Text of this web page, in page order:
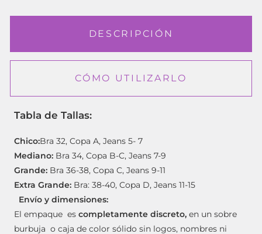
DESCRIPCIÓN
CÓMO UTILIZARLO
Tabla de Tallas:
Chico:Bra 32, Copa A, Jeans 5- 7
Mediano: Bra 34, Copa B-C, Jeans 7-9
Grande: Bra 36-38, Copa C, Jeans 9-11
Extra Grande: Bra: 38-40, Copa D, Jeans 11-15
Envío y dimensiones:
El empaque es completamente discreto, en un sobre
burbuja o caja de color sólido sin logos, nombres ni